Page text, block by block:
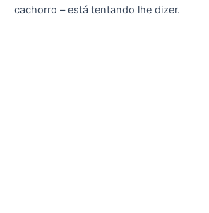
cachorro – está tentando lhe dizer.